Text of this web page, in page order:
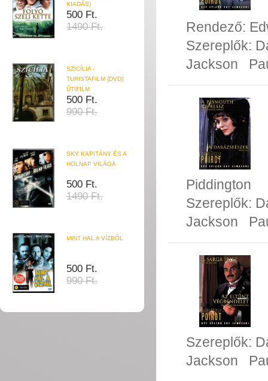
KIADÁS)
500 Ft.
1490 Ft.
SZICÍLIA -
TURISTAFILM (DVD)
ÚTIFILM
500 Ft.
990 Ft.
SKY KAPITÁNY ÉS A
HOLNAP VILÁGA
500 Ft.
1490 Ft.
MINT HAL A VÍZBŐL
500 Ft.
990 Ft.
Rendező:
Szereplők:
Jackson
Piddington
Szereplők:
Jackson
Szereplők:
Jackson